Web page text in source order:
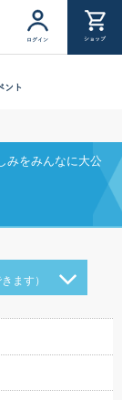
ログイン ショップ
ント
みをみんなに大公
ます）